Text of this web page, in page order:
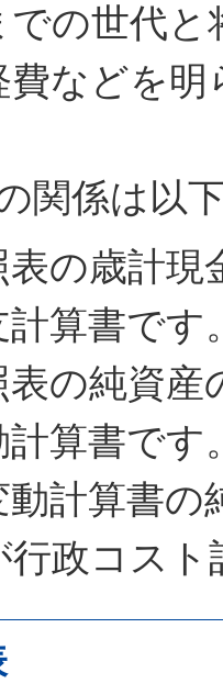
の世代と
費などを
関係は以
表の歳計現
計算書です
表の純資産
計算書です
動計算書の
行政コスト